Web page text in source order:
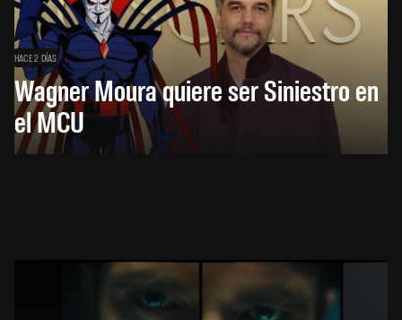
HACE 2 DÍAS
Wagner Moura quiere ser Siniestro en
el MCU